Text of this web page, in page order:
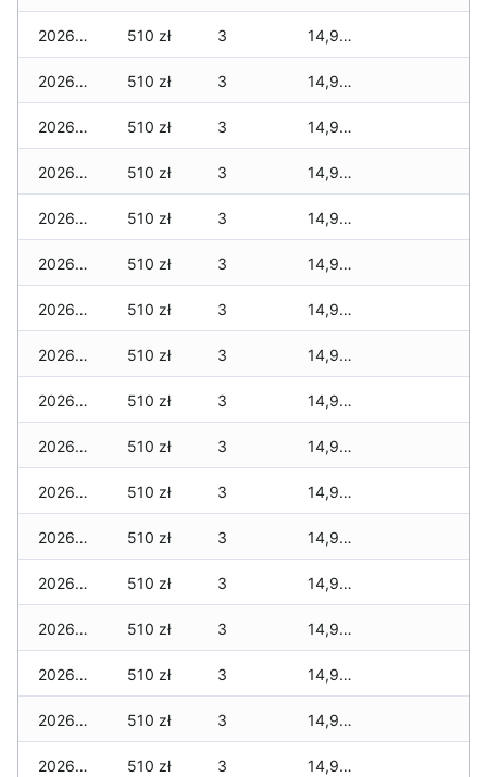
2026-04-12 510 zł 3 14,949 zł
2026-04-11 510 zł 3 14,949 zł
2026-04-10 510 zł 3 14,949 zł
2026-04-09 510 zł 3 14,949 zł
2026-04-08 510 zł 3 14,949 zł
2026-04-07 510 zł 3 14,949 zł
2026-04-06 510 zł 3 14,949 zł
2026-04-05 510 zł 3 14,949 zł
2026-04-04 510 zł 3 14,949 zł
2026-04-03 510 zł 3 14,949 zł
2026-04-02 510 zł 3 14,949 zł
2026-04-01 510 zł 3 14,949 zł
2026-03-31 510 zł 3 14,949 zł
2026-03-30 510 zł 3 14,949 zł
2026-03-29 510 zł 3 14,949 zł
2026-03-28 510 zł 3 14,949 zł
2026-03-27 510 zł 3 14,949 zł